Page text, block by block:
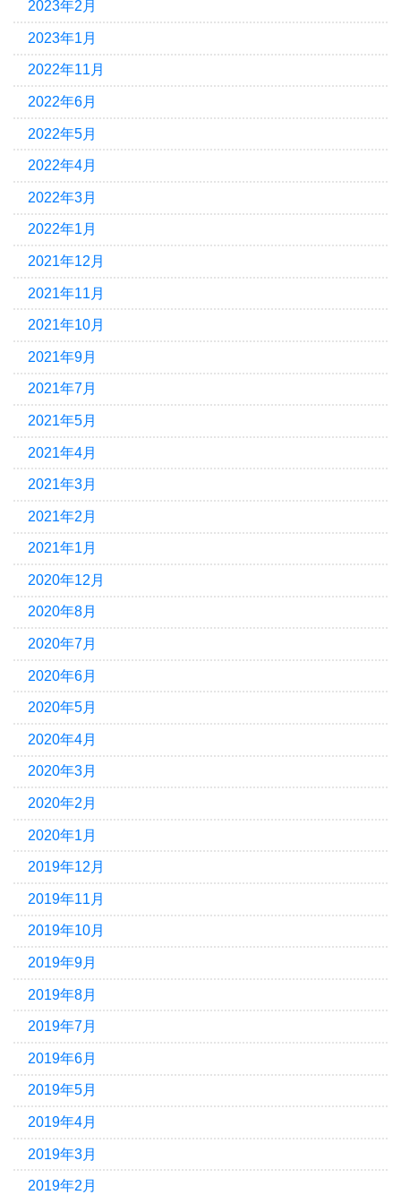
2023年2月
2023年1月
2022年11月
2022年6月
2022年5月
2022年4月
2022年3月
2022年1月
2021年12月
2021年11月
2021年10月
2021年9月
2021年7月
2021年5月
2021年4月
2021年3月
2021年2月
2021年1月
2020年12月
2020年8月
2020年7月
2020年6月
2020年5月
2020年4月
2020年3月
2020年2月
2020年1月
2019年12月
2019年11月
2019年10月
2019年9月
2019年8月
2019年7月
2019年6月
2019年5月
2019年4月
2019年3月
2019年2月